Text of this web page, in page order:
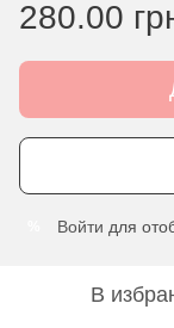
280.00
Войти для
В